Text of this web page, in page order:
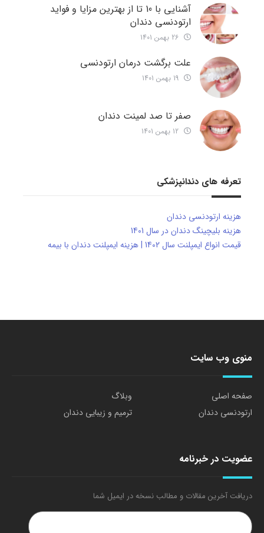
آشنایی با 10 تا از بهترین مزایا و فواید
ارتودنسی دندان
علت برگشت درمان ارتودنسی
صفر تا صد لمینت دندان
تعرفه های دندانپزشکی
هزینه ارتودنسی دندان
هزینه بلیچینگ دندان در سال 1401
قیمت انواع ایمپلنت سال 1402 | هزینه ایمپلنت دندان با بیمه
منوی وب سایت
صفحه اصلی
وبلاگ
ارتودنسی دندان
ترمیم و زیبایی دندان
عضویت در خبرنامه
دریافت آخرین مقالات و مطالب نسخه در ایمیل شما